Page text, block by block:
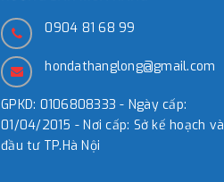
0904 81 68 99
hondathanglong@gmail.com
GPKD: 0106808333 - Ngày cấp:
01/04/2015 - Nơi cấp: Sở kế hoạch và
đầu tư TP.Hà Nội